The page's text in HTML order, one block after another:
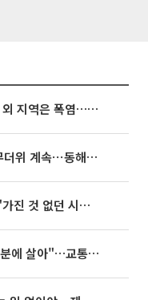
동해안은 시간당 80㎜ 폭우, 그 외 지역은 폭염…‘극과 극 날씨’
[내일 날씨] 폭염 한풀 꺾여도 무더위 계속⋯동해안 이틀 연속 비
임영웅, 어느덧 데뷔 10주년⋯"가진 것 없던 시절, 내 앞엔 20명의 팬뿐"
'굿 윌 헌팅' 배우 "기아 EV2 덕분에 살아"…교통사고 후 안전성 극찬